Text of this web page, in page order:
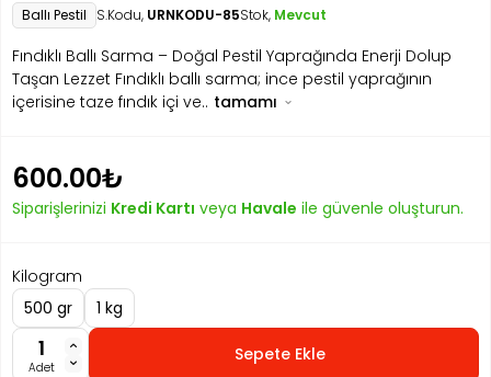
Ballı Pestil S.Kodu, URNKODU-85Stok, Mevcut
Fındıklı Ballı Sarma – Doğal Pestil Yaprağında Enerji Dolup
Taşan Lezzet Fındıklı ballı sarma; ince pestil yaprağının
içerisine taze fındık içi ve.. tamamı
600.00₺
Siparişlerinizi Kredi Kartı veya Havale ile güvenle oluşturun.
Kilogram
500 gr
1 kg
Adet
Sepete Ekle